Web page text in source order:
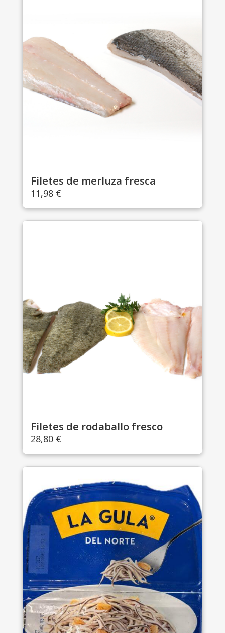
Filetes de merluza fresca
11,98 €
Filetes de rodaballo fresco
28,80 €